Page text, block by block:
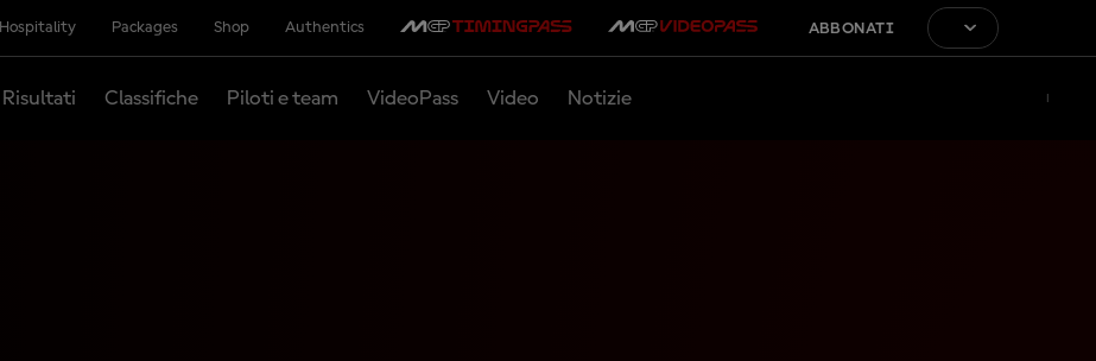
Hospitality Packages Shop Authentics ABBONATI
Risultati Classifiche Piloti e team VideoPass Video Notizie